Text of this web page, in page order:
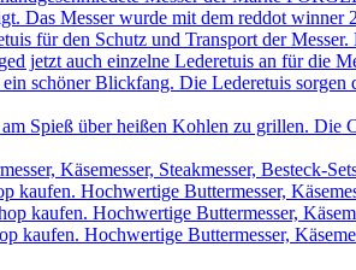
Das Messer wurde mit dem reddot winner
für den Schutz und Transport der
jetzt auch einzelne Lederetuis an für
schöner Blickfang. Die Lederetuis
Spieß über heißen Kohlen zu grillen. Die
Käsemesser, Steakmesser, Besteck-
kaufen. Hochwertige Buttermesser,
kaufen. Hochwertige Buttermesser,
kaufen. Hochwertige Buttermesser,